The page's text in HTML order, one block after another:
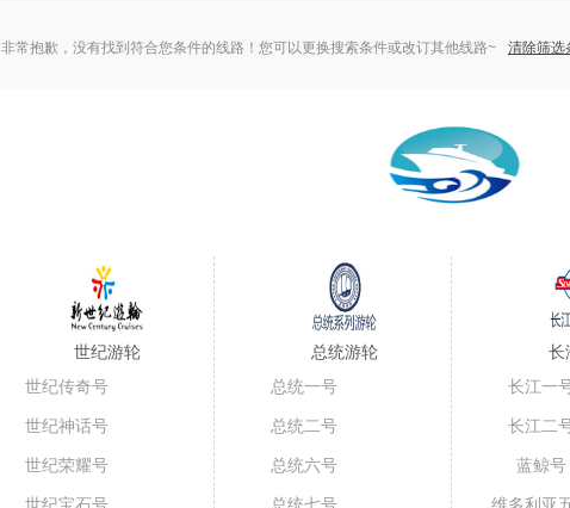
非常抱歉，没有找到符合您条件的线路！您可以更换搜索条件或改订其他线路~ 清除筛选
世纪游轮
世纪传奇号
世纪神话号
世纪荣耀号
总统游轮
总统一号
总统二号
总统六号
长
长江一
长江二
蓝鲸号